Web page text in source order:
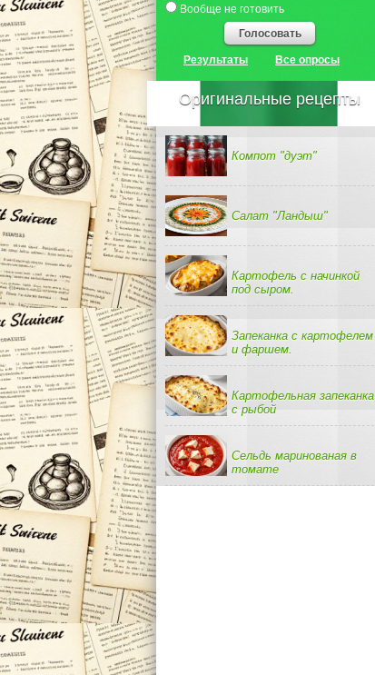
Вообще не готовить
Голосовать
Результаты Все опросы
Оригинальные рецепты
Компот "дуэт"
Салат "Ландыш"
Картофель с начинкой
под сыром.
Запеканка с картофелем
и фаршем.
Картофельная запеканка
с рыбой
Сельдь маринованая в
томате